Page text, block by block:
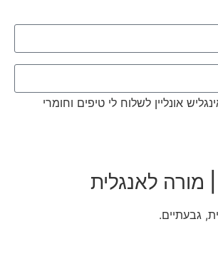
אונליין לשלוח לי טיפים וחומרי
מורה לאנגלית